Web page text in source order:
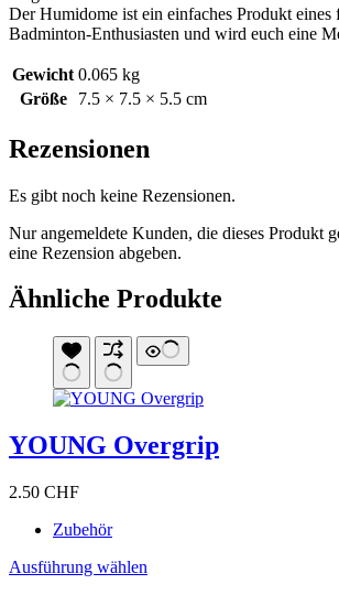
Der Humidome ist ein einfaches Produkt eines
Badminton-Enthusiasten und wird euch eine
Gewicht 0.065 kg
Größe
7.5 × 7.5 × 5.5 cm
Rezensionen
Es gibt noch keine Rezensionen.
Nur angemeldete Kunden, die dieses Produkt
eine Rezension abgeben.
Ähnliche Produkte
YOUNG Overgrip
2.50 CHF
Zubehör
Ausführung wählen